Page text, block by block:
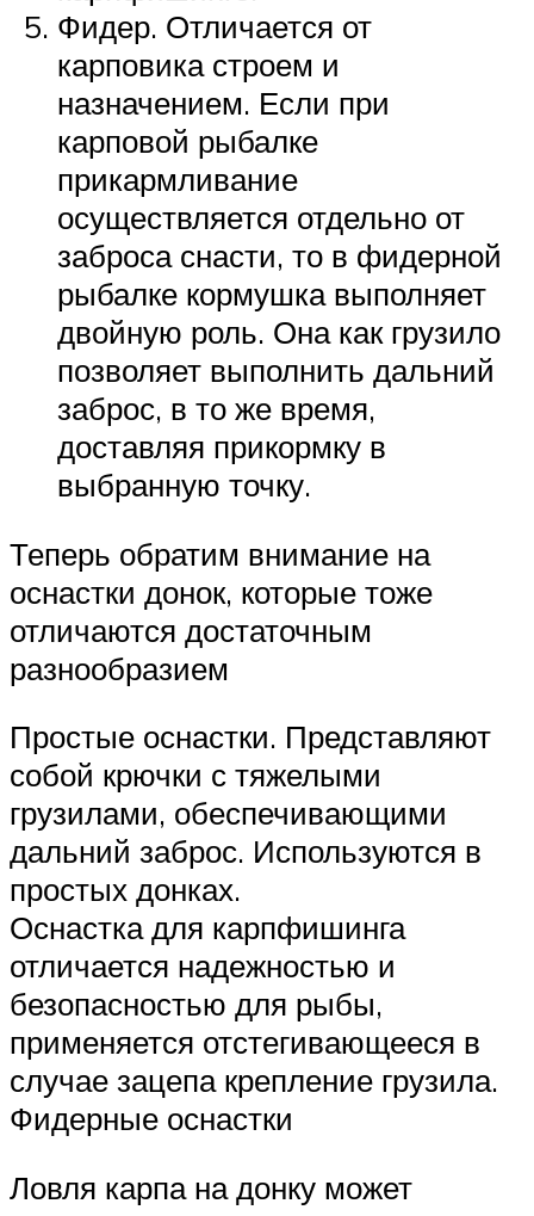
Фидер. Отличается от
карповика строем и
назначением. Если при
карповой рыбалке
прикармливание
осуществляется отдельно от
заброса снасти, то в фидерной
рыбалке кормушка выполняет
двойную роль. Она как грузило
позволяет выполнить дальний
заброс, в то же время,
доставляя прикормку в
выбранную точку.
Теперь обратим внимание на
оснастки донок, которые тоже
отличаются достаточным
разнообразием
Простые оснастки. Представляют
собой крючки с тяжелыми
грузилами, обеспечивающими
дальний заброс. Используются в
простых донках.
Оснастка для карпфишинга
отличается надежностью и
безопасностью для рыбы,
применяется отстегивающееся в
случае зацепа крепление грузила.
Фидерные оснастки
Ловля карпа на донку может